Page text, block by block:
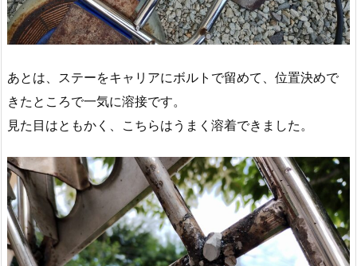
あとは、ステーをキャリアにボルトで留めて、位置決めで
きたところで一気に溶接です。
見た目はともかく、こちらはうまく溶着できました。